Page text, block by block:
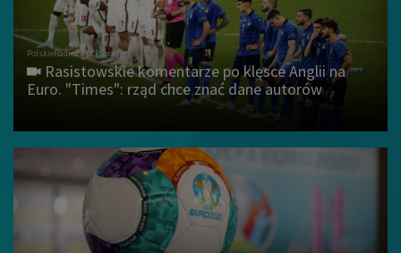
Rasistowskie komentarze po klęsce Anglii na
Euro. "Times": rząd chce znać dane autorów